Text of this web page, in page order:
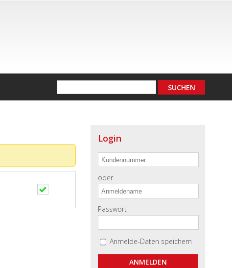
Login
oder
Passwort
Anmelde-Daten speichern